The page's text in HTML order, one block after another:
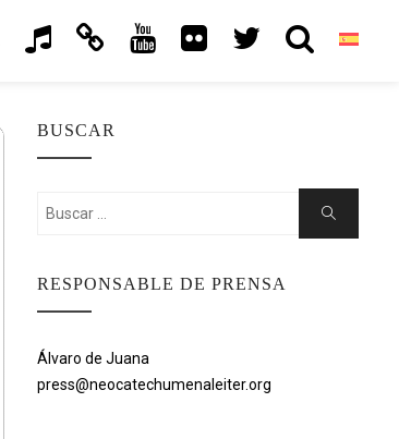
BUSCAR
Buscar:
Buscar
RESPONSABLE DE PRENSA
Álvaro de Juana
press@neocatechumenaleiter.org